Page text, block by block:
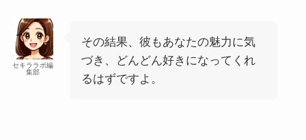
セキララボ編
集部
その結果、彼もあなたの魅力に気
づき、どんどん好きになってくれ
るはずですよ。